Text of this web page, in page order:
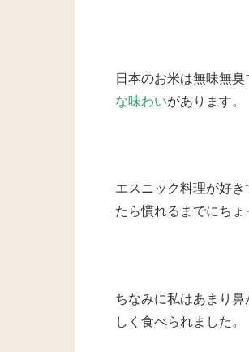
日本のお米は無味無臭
な味わいがあります。
エスニック料理が好
たら慣れるまでにちょ
ちなみに私はあまり
しく食べられました。